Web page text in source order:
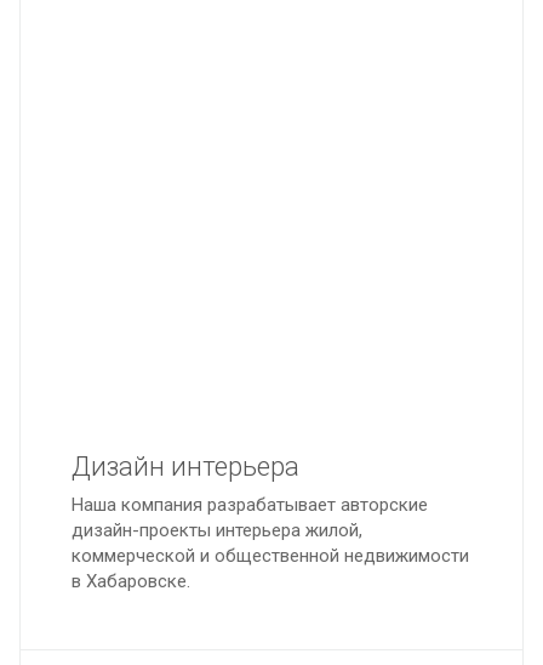
Дизайн интерьера
Наша компания разрабатывает авторские
дизайн-проекты интерьера жилой,
коммерческой и общественной недвижимости
в Хабаровске.